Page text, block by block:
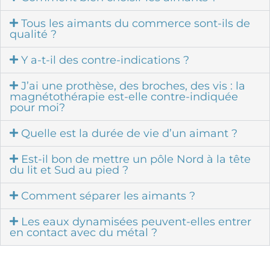
Tous les aimants du commerce sont-ils de
qualité ?
Y a-t-il des contre-indications ?
J’ai une prothèse, des broches, des vis : la
magnétothérapie est-elle contre-indiquée
pour moi?
Quelle est la durée de vie d’un aimant ?
Est-il bon de mettre un pôle Nord à la tête
du lit et Sud au pied ?
Comment séparer les aimants ?
Les eaux dynamisées peuvent-elles entrer
en contact avec du métal ?